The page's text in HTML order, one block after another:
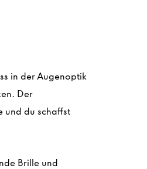
in der Augenoptik
Der
und du schaffst
Brille und